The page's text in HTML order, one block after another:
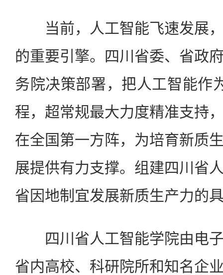
当前，人工智能飞速发展，
的重要引擎。四川省委、省政
务院决策部署，把人工智能作
程，超常规最大力度精准支持
在全国第一方阵，为培育新质
展提供有力支撑。组建四川省
省因地制宜发展新质生产力的
四川省人工智能学院由电子
省内高校、科研院所和知名企